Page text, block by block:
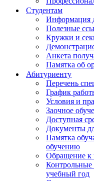
Студентам
Информация
Полезные
Кружки и
Анкета
Памятка об
Абитуриенту
Перечень
График
Условия и
Заочное
Доступная
Документы
Памятка
обучению
Обращение к
учебный год